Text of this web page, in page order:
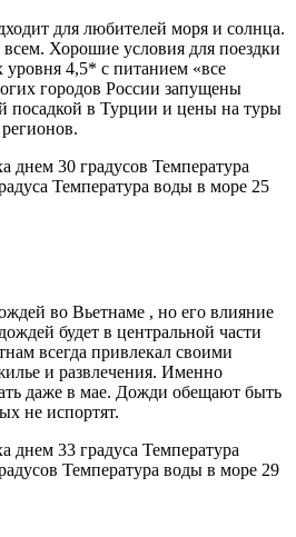
для любителей моря и солнца.
Хорошие условия для поездки
уровня 4,5* с питанием «все
городов России запущены
посадкой в Турции и цены на туры
днем 30 градусов Температура
Температура воды в море 25
во Вьетнаме , но его влияние
будет в центральной части
всегда привлекал своими
и развлечения. Именно
даже в мае. Дожди обещают быть
не испортят.
днем 33 градуса Температура
Температура воды в море 29